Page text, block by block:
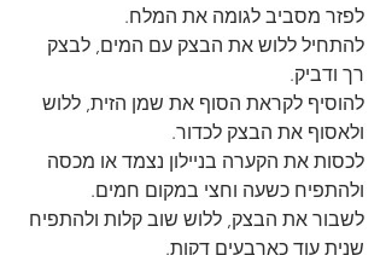
לפזר מסביב לגומה את המלח.
להתחיל ללוש את הבצק עם המים, לבצק
רך ודביק.
להוסיף לקראת הסוף את שמן הזית, ללוש
ולאסוף את הבצק לכדור.
לכסות את הקערה בניילון נצמד או מכסה
ולהתפיח כשעה וחצי במקום חמים.
לשבור את הבצק, ללוש שוב קלות ולהתפיח
שנית עוד כארבעים דקות.